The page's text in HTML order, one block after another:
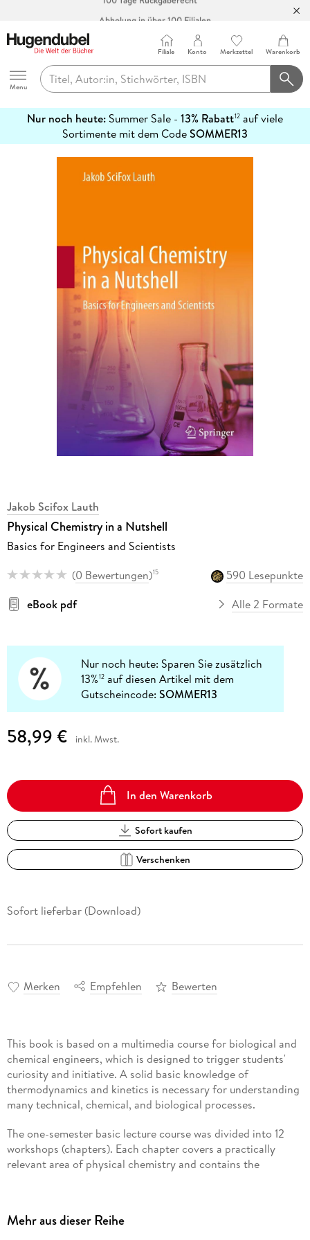
Abholung in über 100 Filialen
Hugendubel
Menu
Filiale Konto Merkzettel Warenkorb
Nur noch heute: Summer Sale - 13% Rabatt12 auf viele
Sortimente mit dem CodeSOMMER13
erfahren
Jakob Scifox Lauth
Physical Chemistry in a Nutshell
Basics for Engineers and Scientists
(0 Bewertungen)15
590 Lesepunkte
eBook pdf
Alle 2 Formate
Nur noch heute: Sparen Sie zusätzlich
13%12 auf diesen Artikel mit dem
Gutscheincode:SOMMER13
58,99 € inkl. Mwst.
In den Warenkorb
Sofort kaufen
Verschenken
Sofort lieferbar (Download)
Merken Empfehlen Bewerten
This book is based on a multimedia course for biological and
chemical engineers, which is designed to trigger students'
curiosity and initiative. A solid basic knowledge of
thermodynamics and kinetics is necessary for understanding
many technical, chemical, and biological processes.
The one-semester basic lecture course was divided into 12
workshops (chapters). Each chapter covers a practically
relevant area of physical chemistry and contains the
- Links to Videos at the start of each chapter as preparation
Mehr aus dieser Reihe